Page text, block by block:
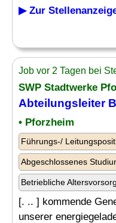
▶ Zur
Job vor 2 Tagen bei
SWP Stadtwerke
Abteilungsleiter
• Pforzheim
Führungs-/
Abgeschlossenes
Betriebliche
[. .. ] kommende
unserer